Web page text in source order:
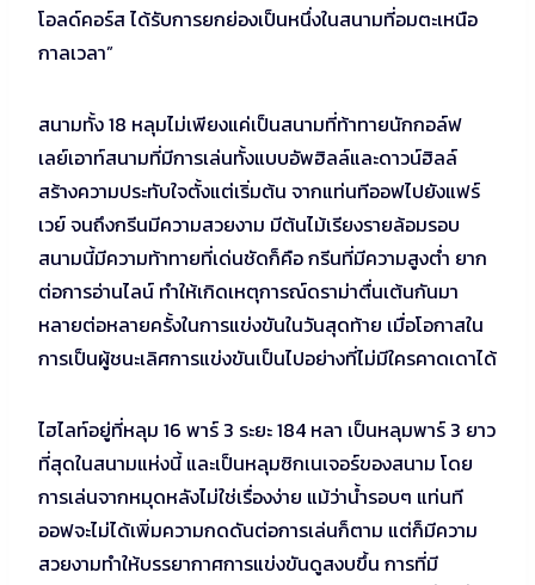
โอลด์คอร์ส ได้รับการยกย่องเป็นหนึ่งในสนามที่อมตะเหนือ
กาลเวลา”
สนามทั้ง 18 หลุมไม่เพียงแค่เป็นสนามที่ท้าทายนักกอล์ฟ
เลย์เอาท์สนามที่มีการเล่นทั้งแบบอัพฮิลล์และดาวน์ฮิลล์
สร้างความประทับใจตั้งแต่เริ่มต้น จากแท่นทีออฟไปยังแฟร์
เวย์ จนถึงกรีนมีความสวยงาม มีต้นไม้เรียงรายล้อมรอบ
สนามนี้มีความท้าทายที่เด่นชัดก็คือ กรีนที่มีความสูงต่ำ ยาก
ต่อการอ่านไลน์ ทำให้เกิดเหตุการณ์ดราม่าตื่นเต้นกันมา
หลายต่อหลายครั้งในการแข่งขันในวันสุดท้าย เมื่อโอกาสใน
การเป็นผู้ชนะเลิศการแข่งขันเป็นไปอย่างที่ไม่มีใครคาดเดาได้
ไฮไลท์อยู่ที่หลุม 16 พาร์ 3 ระยะ 184 หลา เป็นหลุมพาร์ 3 ยาว
ที่สุดในสนามแห่งนี้ และเป็นหลุมซิกเนเจอร์ของสนาม โดย
การเล่นจากหมุดหลังไม่ใช่เรื่องง่าย แม้ว่าน้ำรอบๆ แท่นที
ออฟจะไม่ได้เพิ่มความกดดันต่อการเล่นก็ตาม แต่ก็มีความ
สวยงามทำให้บรรยากาศการแข่งขันดูสงบขึ้น การที่มี